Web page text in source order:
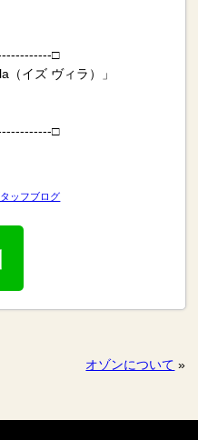
□
（イズ ヴィラ）」
□
ッフブログ
オゾンについて »